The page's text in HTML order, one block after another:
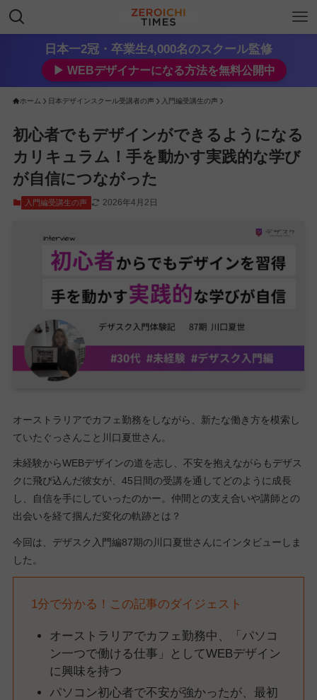
日本一2冠・卒業生4,000名のスクール監修
▶︎ WEBデザイナーになる方法を無料公開中
ホーム 日本デザインスクール受講者の声 入門編受講生の声
初心者でもデザインができるようになる
カリキュラム！手を動かす実践的な学び
が自信につながった
入門編受講生の声 2026年4月2日
オーストラリアでカフェ勤務をしながら、新たな働き方を模索し
ていたぐっさんこと川口夏世さん。
未経験からWEBデザインの道を志し、不安を抱えながらもデザス
クに飛び込んだ彼女が、45日間の受講を通してどのように成長
し、自信を手にしていったのかー。仲間との支え合いや講師との
出会いを経て掴んだ変化の軌跡とは？
今回は、デザスク入門編87期の川口夏世さんにインタビューしま
した。
1分で分かる！この記事のダイジェスト
オーストラリアでカフェ勤務中、「パソコ
ン一つで働ける仕事」としてWEBデザイン
に興味を持つ
パソコン初心者で不安が強かったが、最初